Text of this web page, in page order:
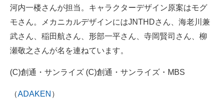
河内一楼さんが担当。キャラクターデザイン原案はモグ
モさん。メカニカルデザインにはJNTHDさん、海老川兼
武さん、稲田航さん、形部一平さん、寺岡賢司さん、柳
瀬敬之さんが名を連ねています。
(C)創通・サンライズ (C)創通・サンライズ・MBS
（ADAKEN ）